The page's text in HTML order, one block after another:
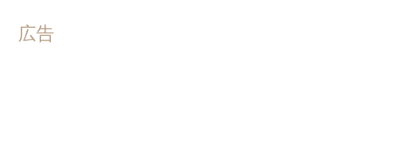
広告